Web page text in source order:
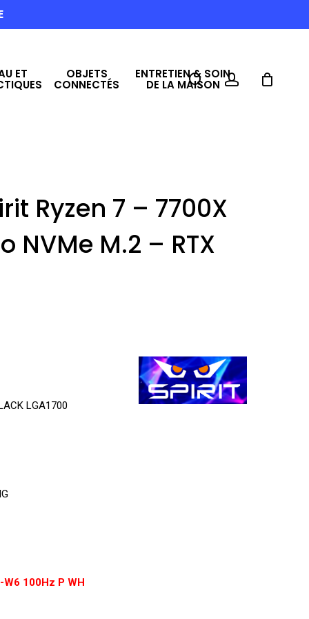
ET OBJETS
CONNECTÉS
ENTRETIEN & SOIN
DE LA MAISONsearchaccount
Ryzen 7 – 7700X
NVMe M.2 – RTX
LGA1700
W6 100Hz P WH